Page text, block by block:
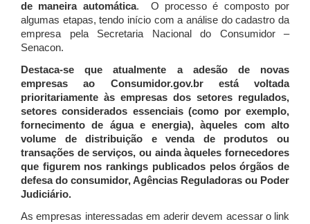
de maneira automática. O processo é composto por
algumas etapas, tendo início com a análise do cadastro da
empresa pela Secretaria Nacional do Consumidor –
Senacon.
Destaca-se que atualmente a adesão de novas
empresas ao Consumidor.gov.br está voltada
prioritariamente às empresas dos setores regulados,
setores considerados essenciais (como por exemplo,
fornecimento de água e energia), àqueles com alto
volume de distribuição e venda de produtos ou
transações de serviços, ou ainda àqueles fornecedores
que figurem nos rankings publicados pelos órgãos de
defesa do consumidor, Agências Reguladoras ou Poder
Judiciário.
As empresas interessadas em aderir devem acessar o link